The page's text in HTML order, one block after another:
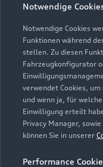
Verkauf
Geschlossen,
Service
Geschlossen,
Geschlossen,
Notwendige
Notwendige Cookies
Funktionen während
stellen. Zu diesen
Fahrzeugkonfigurator
verwendet Cookies,
und wenn ja, für
Einwilligung erteilt
Privacy Manager,
können Sie in unserer
Performance